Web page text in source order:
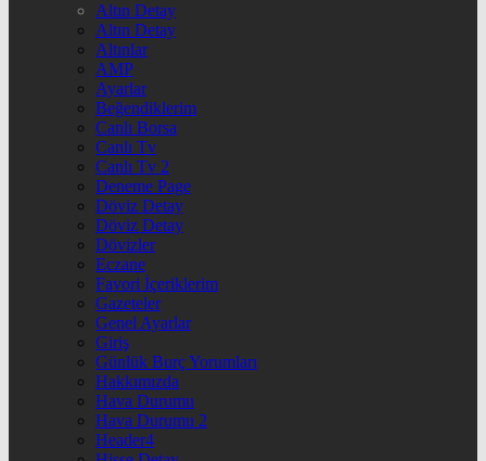
Altın Detay
Altın Detay
Altınlar
AMP
Ayarlar
Beğendiklerim
Canlı Borsa
Canlı Tv
Canlı Tv 2
Deneme Page
Döviz Detay
Döviz Detay
Dövizler
Eczane
Favori İçeriklerim
Gazeteler
Genel Ayarlar
Giriş
Günlük Burç Yorumları
Hakkımızda
Hava Durumu
Hava Durumu 2
Header4